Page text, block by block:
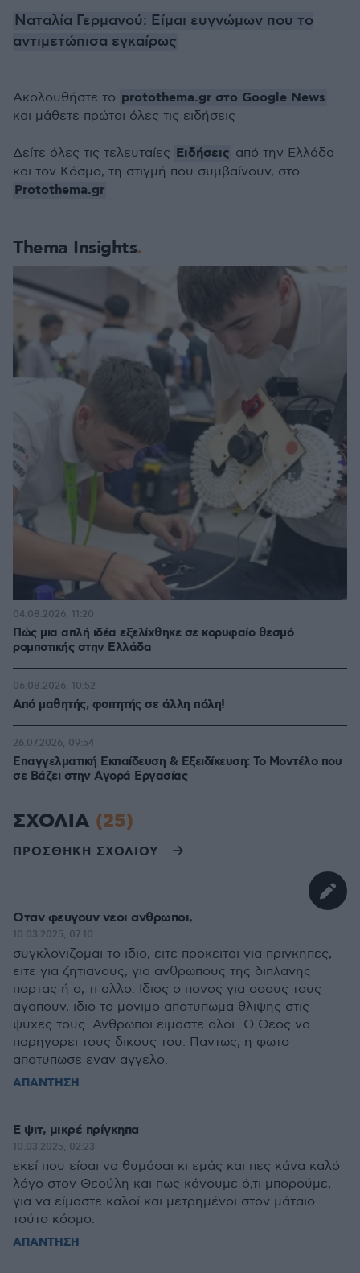
Ναταλία Γερμανού: Είμαι ευγνώμων που το
αντιμετώπισα εγκαίρως
Thema Insights
Πώς μια απλή ιδέα εξελίχθηκε σε κορυφαίο θεσμό
ρομποτικής στην Ελλάδα
04.08.2026, 11:20
Από μαθητής, φοιτητής σε άλλη πόλη!
06.08.2026, 10:52
Επαγγελματική Εκπαίδευση & Εξειδίκευση: Το Mοντέλο που
σε Bάζει στην Aγορά Eργασίας
26.07.2026, 09:54
Ακολουθήστε το protothema.gr στο Google News
και μάθετε πρώτοι όλες τις ειδήσεις
Δείτε όλες τις τελευταίες Ειδήσεις από την Ελλάδα
και τον Κόσμο, τη στιγμή που συμβαίνουν, στο
Protothema.gr
ΣΧΟΛΙΑ (25)
ΠΡΟΣΘΗΚΗ ΣΧΟΛΙΟΥ
Οταν φευγουν νεοι ανθρωποι,
10.03.2025, 07:10
συγκλονιζομαι το ιδιο, ειτε προκειται για πριγκηπες,
ειτε για ζητιανους, για ανθρωπους της διπλανης
πορτας ή ο, τι αλλο. Ιδιος ο πονος για οσους τους
αγαπουν, ιδιο το μονιμο αποτυπωμα θλιψης στις
ψυχες τους. Ανθρωποι ειμαστε ολοι...Ο Θεος να
παρηγορει τους δικους του. Παντως, η φωτο
αποτυπωσε εναν αγγελο.
ΑΠΑΝΤΗΣΗ
Ε ψιτ, μικρέ πρίγκηπα
10.03.2025, 02:23
εκεί που είσαι να θυμάσαι κι εμάς και πες κάνα καλό
λόγο στον Θεούλη και πως κάνουμε ό,τι μπορούμε,
για να είμαστε καλοί και μετρημένοι στον μάταιο
τούτο κόσμο.
ΑΠΑΝΤΗΣΗ